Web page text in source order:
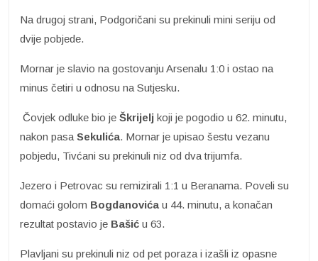
Na drugoj strani, Podgoričani su prekinuli mini seriju od
dvije pobjede.
Mornar je slavio na gostovanju Arsenalu 1:0 i ostao na
minus četiri u odnosu na Sutjesku.
Čovjek odluke bio je Škrijelj koji je pogodio u 62. minutu,
nakon pasa Sekulića. Mornar je upisao šestu vezanu
pobjedu, Tivćani su prekinuli niz od dva trijumfa.
Jezero i Petrovac su remizirali 1:1 u Beranama. Poveli su
domaći golom Bogdanovića u 44. minutu, a konačan
rezultat postavio je Bašić u 63.
Plavljani su prekinuli niz od pet poraza i izašli iz opasne